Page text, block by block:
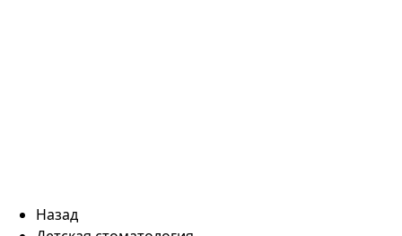
Назад